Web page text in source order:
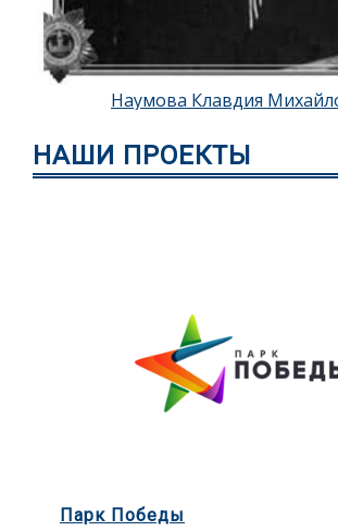
Наумова Клавдия
НАШИ ПРОЕКТЫ
Парк Победы